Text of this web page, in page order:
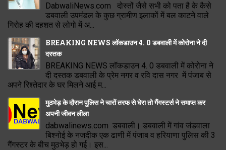
DabwaliNews.com दोस्तों जैसे सभी को पता है के कैसे
डबवाली उपमंडल के कुछ ग्रामीण इलाकों में बल काटने वाले
गिरोह की दहशत से लोगो में अ...
BREAKING NEWS लॉकडाउन 4. 0 डबवाली में कोरोना ने दी
दस्तक
BREAKING NEWS लॉकडाउन 4. 0 डबवाली में कोरोना ने
दी दस्तक डबवाली के प्रेम नगर व रवि दास नगर में पंजाब से
अपने रिश्तेदार के घर मिलने आई म...
मुठभेड़ के दौरान पुलिस ने चारों तरफ से घेरा तो गैंगस्टर्स ने समाप्त कर
अपनी जीवन लीला
dabwalinews.com डबवाली। डबवाली में गांव जंडवाला
बिश्नोई के नजदीक एक ढाणी में पंजाब व हरियाणा पुलिस की 3
गैंगस्टर के बीच मुठभेड़ हो गई। इस...